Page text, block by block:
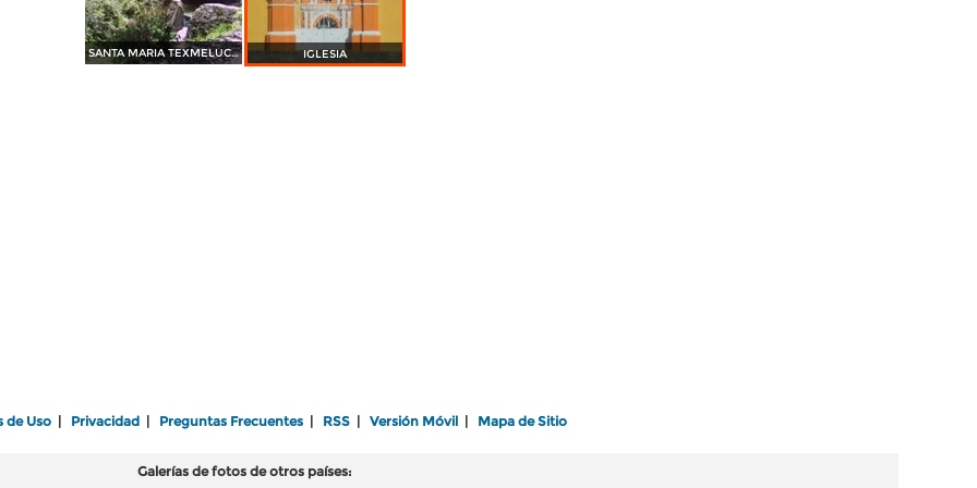
SANTA MARIA TEXMELUCAN IGLESIA
de Uso Privacidad Preguntas Frecuentes RSS Versión Móvil Mapa de Sitio
Galerías de fotos de otros países: